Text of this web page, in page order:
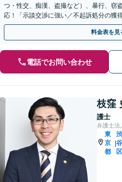
つ・性交、痴漢、盗撮など）、暴行、窃
応！「示談交渉に強い／不起訴処分の獲
応可】【休日・夜間相談可】【英語・韓
料金表を見
電話でお問い合わせ
枝窪
護士
弁護士法
東
京
都
|
渋
谷
区